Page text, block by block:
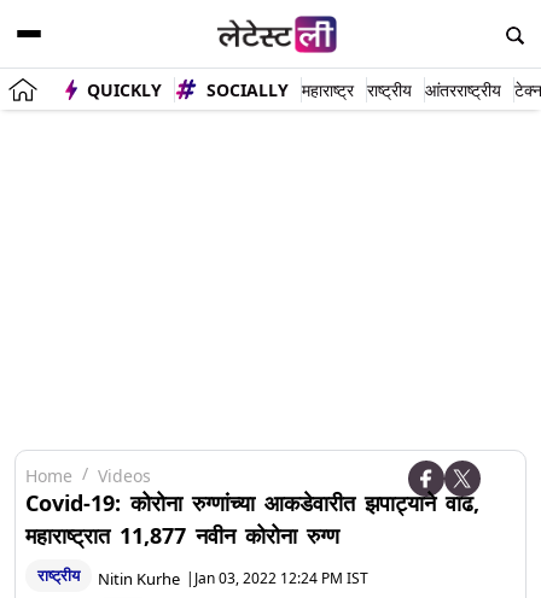
QUICKLY SOCIALLY महाराष्ट्र राष्ट्रीय आंतरराष्ट्रीय
Home Videos
Covid-19: कोरोना रुग्णांच्या आकडेवारीत झपाट्याने वाढ,
महाराष्ट्रात 11,877 नवीन कोरोना रुग्ण
राष्ट्रीय Nitin Kurhe | Jan 03, 2022 12:24 PM IST